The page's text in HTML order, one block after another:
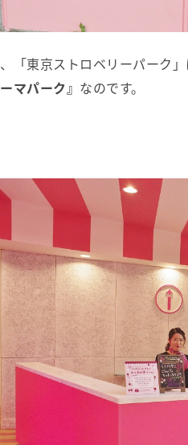
「東京ストロベリーパーク
マパーク』 なのです。